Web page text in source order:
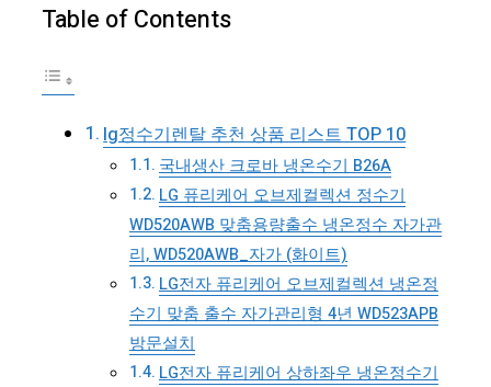
Table of Contents
lg정수기렌탈 추천 상품 리스트 TOP 10
국내생산 크로바 냉온수기 B26A
LG 퓨리케어 오브제컬렉션 정수기
WD520AWB 맞춤용량출수 냉온정수 자가관
리, WD520AWB_자가 (화이트)
LG전자 퓨리케어 오브제컬렉션 냉온정
수기 맞춤 출수 자가관리형 4년 WD523APB
방문설치
LG전자 퓨리케어 상하좌우 냉온정수기